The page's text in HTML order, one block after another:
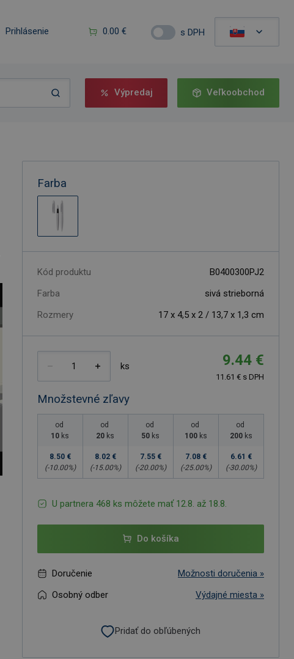
Prihlásenie 0.00 € s DPH
Výpredaj Veľkoobchod
Farba
Kód produktu
B0400300PJ2
Farba
sivá strieborná
Rozmery
17 x 4,5 x 2 / 13,7 x 1,3 cm
ks 9.44 €
11.61 € s DPH
Množstevné zľavy
od
10 ks
8.50 €
(-10.00%)
od
20 ks
8.02 €
(-15.00%)
od
50 ks
7.55 €
(-20.00%)
od
100 ks
7.08 €
(-25.00%)
od
200 ks
6.61 €
(-30.00%)
U partnera 468 ks môžete mať 12.8. až 18.8.
Do košíka
Doručenie
Možnosti doručenia »
Osobný odber
Výdajné miesta »
Pridať do obľúbených